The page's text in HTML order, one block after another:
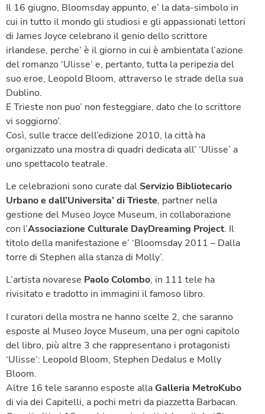
Il 16 giugno, Bloomsday appunto, e’ la data-simbolo in
cui in tutto il mondo gli studiosi e gli appassionati lettori
di James Joyce celebrano il genio dello scrittore
irlandese, perche’ è il giorno in cui è ambientata l’azione
del romanzo ‘Ulisse’ e, pertanto, tutta la peripezia del
suo eroe, Leopold Bloom, attraverso le strade della sua
Dublino.
E Trieste non puo’ non festeggiare, dato che lo scrittore
vi soggiorno’.
Così, sulle tracce dell’edizione 2010, la città ha
organizzato una mostra di quadri dedicata all’ ‘Ulisse’ a
uno spettacolo teatrale.
Le celebrazioni sono curate dal Servizio Bibliotecario
Urbano e dall’Universita’ di Trieste, partner nella
gestione del Museo Joyce Museum, in collaborazione
con l’Associazione Culturale DayDreaming Project. Il
titolo della manifestazione e’ ‘Bloomsday 2011 – Dalla
torre di Stephen alla stanza di Molly’.
L’artista novarese Paolo Colombo, in 111 tele ha
rivisitato e tradotto in immagini il famoso libro.
I curatori della mostra ne hanno scelte 2, che saranno
esposte al Museo Joyce Museum, una per ogni capitolo
del libro, più altre 3 che rappresentano i protagonisti
‘Ulisse’: Leopold Bloom, Stephen Dedalus e Molly
Bloom.
Altre 16 tele saranno esposte allaGalleria MetroKubo
di via dei Capitelli, a pochi metri da piazzetta Barbacan.